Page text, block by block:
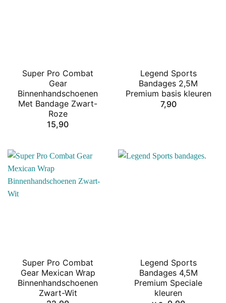
Super Pro Combat
Gear
Binnenhandschoenen
Met Bandage Zwart-
Roze
15,90
Legend Sports
Bandages 2,5M
Premium basis kleuren
7,90
Super Pro Combat
Gear Mexican Wrap
Binnenhandschoenen
Zwart-Wit
Legend Sports
Bandages 4,5M
Premium Speciale
kleuren